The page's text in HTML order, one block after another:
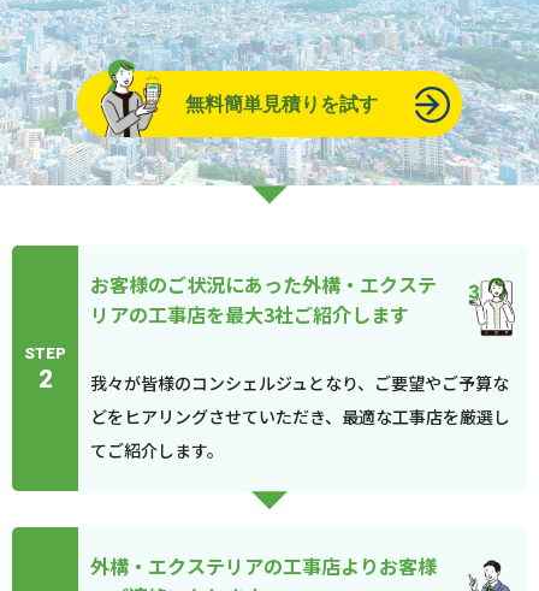
無料簡単見積りを試す
STEP
2
お客様のご状況にあった外構・エクステ
リアの工事店を最大3社ご紹介します
我々が皆様のコンシェルジュとなり、ご要望やご予算な
どをヒアリングさせていただき、最適な工事店を厳選し
てご紹介します。
外構・エクステリアの工事店よりお客様